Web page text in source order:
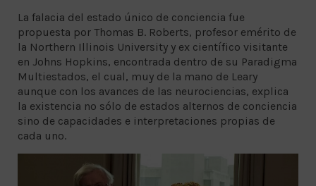
La falacia del estado único de conciencia fue
propuesta por Thomas B. Roberts, profesor emérito de
la Northern Illinois University y ex científico visitante
en Johns Hopkins, encontrada dentro de su Paradigma
Multiestados, el cual, muy de la mano de Leary
aunque con los avances de las neurociencias, explica
la existencia no sólo de estados alternos de conciencia
sino de capacidades e interpretaciones propias de
cada uno.